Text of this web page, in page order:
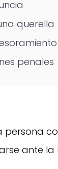
querella
penales
persona
ante la